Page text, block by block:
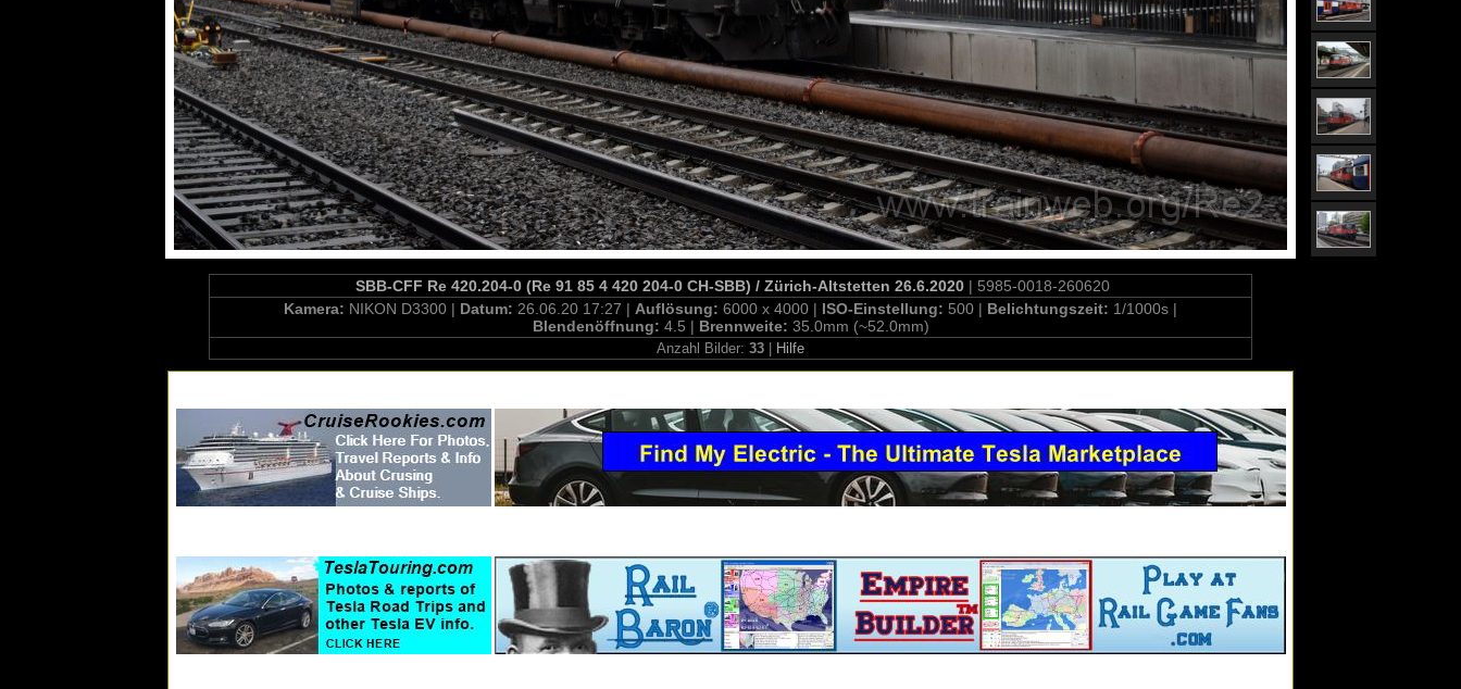
SBB-CFF Re 420.204-0 (Re 91 85 4 420 204-0 CH-SBB) / Zürich-Altstetten 26.6.2020 | 5985-0018-260620
Kamera: NIKON D3300 | Datum: 26.06.20 17:27 | Auflösung: 6000 x 4000 | ISO-Einstellung: 500 | Belichtungszeit: 1/1000s |
Blendenöffnung: 4.5 | Brennweite: 35.0mm (~52.0mm)
Anzahl Bilder: 33 Hilfe